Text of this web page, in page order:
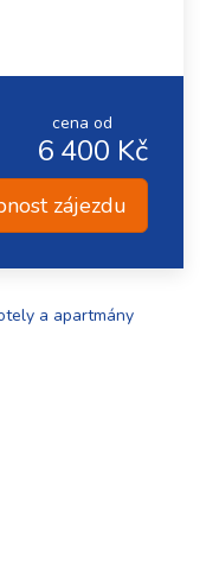
cena od
6 400 Kč
zájezdu
a apartmány